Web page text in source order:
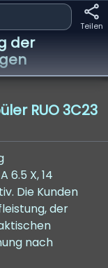
Teilen
der
RUO 3C23
6.5 X, 14
Die Kunden
der
nach